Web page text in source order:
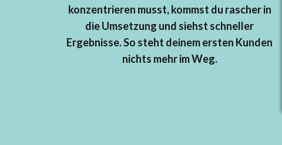
konzentrieren musst, kommst du rascher in
die Umsetzung und siehst schneller
Ergebnisse. So steht deinem ersten Kunden
nichts mehr im Weg.